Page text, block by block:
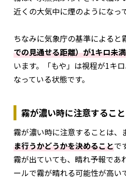
近くの大気中に煙のようになっ
ちなみに気象庁の基準によると
での見通せる距離）が1キロ未
います。「もや」は視程が1キ
なっている状態です。
霧が濃い時に注意するこ
霧が濃い時に注意することは、
ま行うかどうかを決めることで
霧が出ていても、晴れ予報であ
ールで霧が晴れる可能性が高い